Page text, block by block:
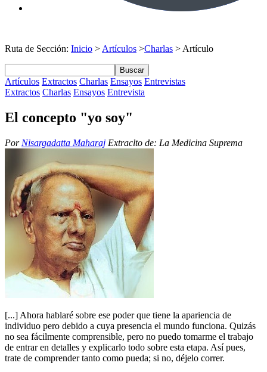
Ruta de Sección: Inicio > Artículos >Charlas > Artículo
Buscar
Artículos Extractos Charlas Ensayos Entrevistas
Extractos Charlas Ensayos Entrevista
El concepto "yo soy"
Por Nisargadatta Maharaj Extraclto de: La Medicina Suprema
[...] Ahora hablaré sobre ese poder que tiene la apariencia de
individuo pero debido a cuya presencia el mundo funciona. Quizás
no sea fácilmente comprensible, pero no puedo tomarme el trabajo
de entrar en detalles y explicarlo todo sobre esta etapa. Así pues,
trate de comprender tanto como pueda; si no, déjelo correr.